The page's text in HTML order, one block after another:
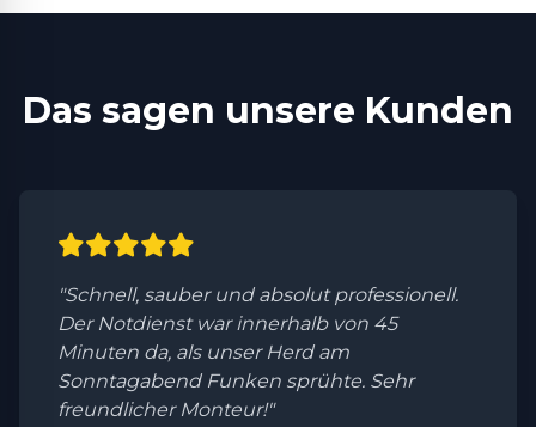
Das sagen unsere Kunden
"Schnell, sauber und absolut professionell.
Der Notdienst war innerhalb von 45
Minuten da, als unser Herd am
Sonntagabend Funken sprühte. Sehr
freundlicher Monteur!"